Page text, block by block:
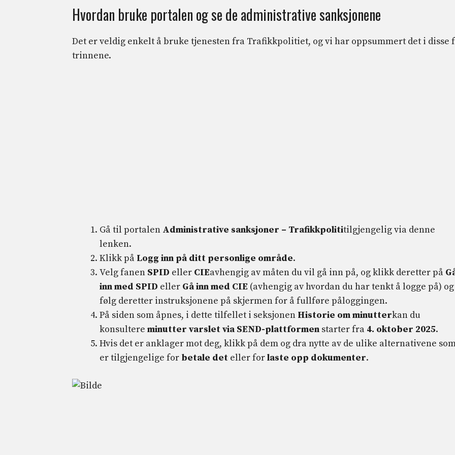
Hvordan bruke portalen og se de administrative sanksjonene
Det er veldig enkelt å bruke tjenesten fra Trafikkpolitiet, og vi har oppsummert det i disse
trinnene.
Gå til portalen Administrative sanksjoner – Trafikkpolititilgjengelig via denne
lenken.
Klikk på Logg inn på ditt personlige område.
Velg fanen SPID eller CIEavhengig av måten du vil gå inn på, og klikk deretter på
inn med SPID eller Gå inn med CIE (avhengig av hvordan du har tenkt å logge på) og
følg deretter instruksjonene på skjermen for å fullføre påloggingen.
På siden som åpnes, i dette tilfellet i seksjonen Historie om minutterkan du
konsultere minutter varslet via SEND-plattformen starter fra 4. oktober 2025.
Hvis det er anklager mot deg, klikk på dem og dra nytte av de ulike alternativene
er tilgjengelige for betale det eller forlaste opp dokumenter.